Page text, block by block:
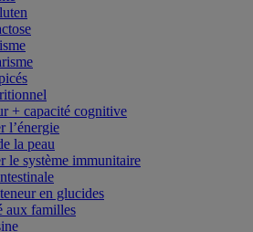
+ capacité cognitive
l’énergie
la peau
le système immunitaire
en glucides
aux familles